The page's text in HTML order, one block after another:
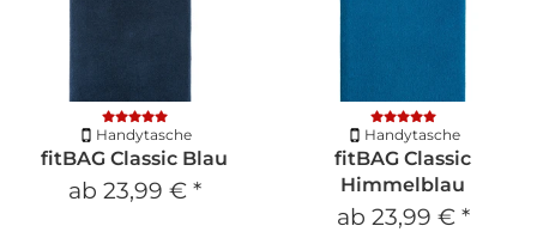
Handytasche
fitBAG Classic Blau
ab 23,99 € *
Handytasche
fitBAG Classic
Himmelblau
ab 23,99 € *